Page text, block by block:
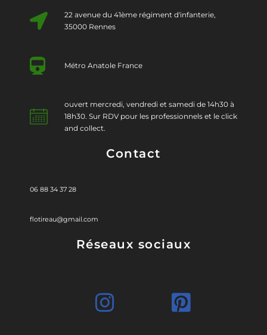
22 avenue du 41ème régiment d'infanterie,
35000 Rennes
Métro Anatole France
ouvert mercredi, vendredi et samedi de 14h30 à
18h30. Sur RDV pour les professionnels et le click
and collect.
Contact
06 88 34 37 28
flotireau@gmail.com
Réseaux sociaux